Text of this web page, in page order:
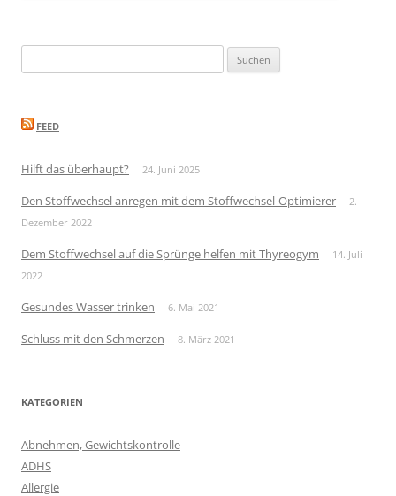
nach:
FEED
Hilft das überhaupt? 24. Juni 2025
Den Stoffwechsel anregen mit dem Stoffwechsel-Optimierer
2.
Dezember 2022
Dem Stoffwechsel auf die Sprünge helfen mit Thyreogym
14. Juli
2022
Gesundes Wasser trinken 6. Mai 2021
Schluss mit den Schmerzen 8. März 2021
KATEGORIEN
Abnehmen, Gewichtskontrolle
ADHS
Allergie